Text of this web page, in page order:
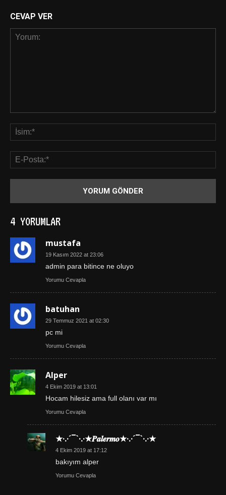
CEVAP VER
4 YORUMLAR
mustafa
19 Kasım 2022 at 23:06
admin para bitince ne oluyo
Yorumu Cevapla
batuhan
29 Temmuz 2021 at 02:30
pc mi
Yorumu Cevapla
Alper
4 Ekim 2019 at 13:01
Hocam hilesiz ama full olanı var mı
Yorumu Cevapla
★·.·´¯`·.·★𝑷𝒂𝒍𝒆𝒓𝒎𝒐★·.·´¯`·.·★
4 Ekim 2019 at 17:12
bakıyım alper
Yorumu Cevapla